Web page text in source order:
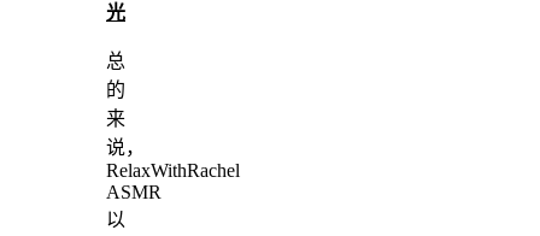
光
总
的
来
说，
RelaxWithRachel
ASMR
以